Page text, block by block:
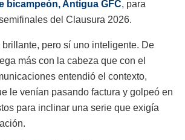
bicampeón, Antigua GFC, para
del Clausura 2026.
brillante, pero sí uno inteligente. De
más con la cabeza que con el
entendió el contexto,
le venían pasando factura y golpeó en
para inclinar una serie que exigía